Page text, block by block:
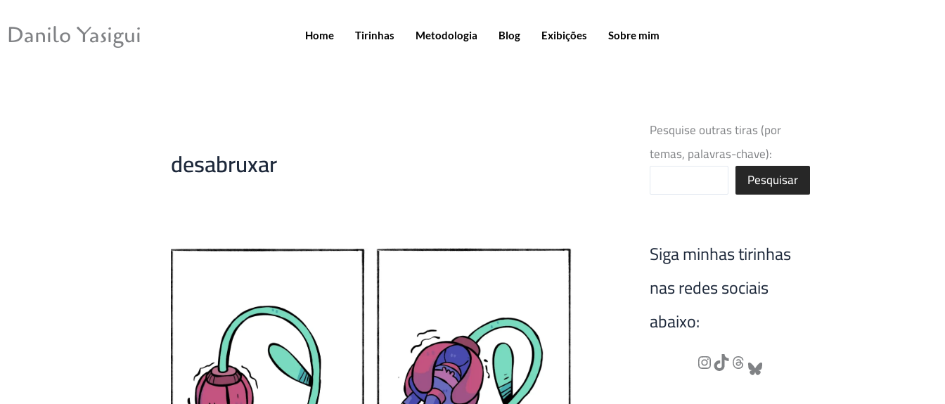
para
Danilo Yasigui Home Tirinhas Metodologia Blog Exibições Sobre mim
desabruxar
Pesquise outras tiras (por
temas, palavras-chave):
Pesquisar
Siga minhas tirinhas
nas redes sociais
abaixo: